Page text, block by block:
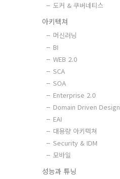
도커 & 쿠버네티스
아키텍쳐
머신러닝
BI
WEB 2.0
SCA
SOA
Enterprise 2.0
Domain Driven Design
EAI
대용량 아키텍쳐
Security & IDM
모바일
성능과 튜닝